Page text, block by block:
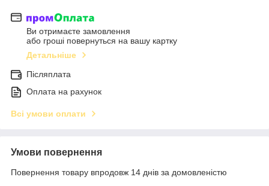
Ви отримаєте замовлення
або гроші повернуться на вашу картку
Детальніше
Післяплата
Оплата на рахунок
Всі умови оплати
Умови повернення
Повернення товару впродовж 14 днів за домовленістю